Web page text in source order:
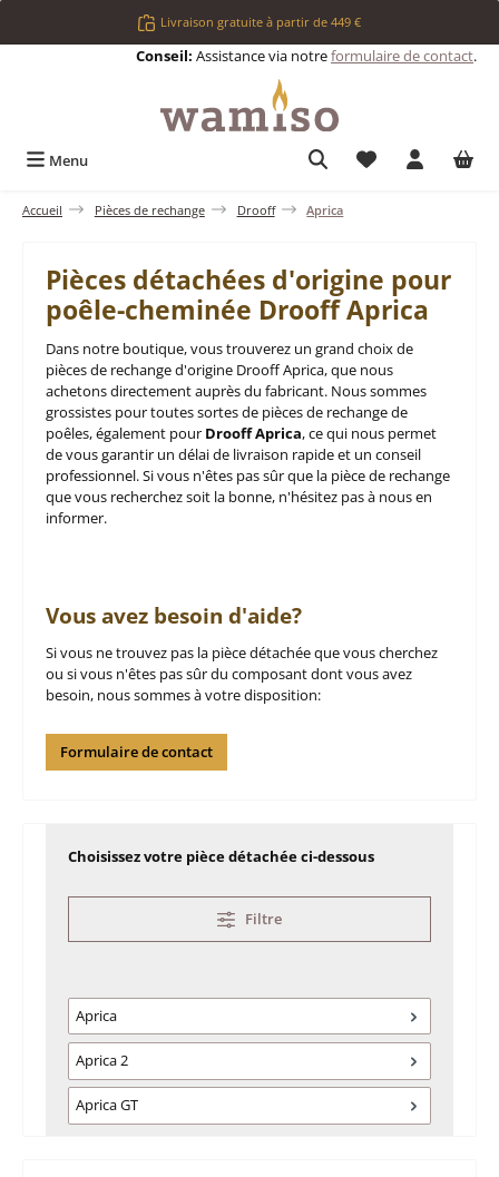
Passer au contenu principalLivraison gratuite à partir de 449 €
Conseil: Assistance via notreformulaire de contact.
Menu Vous avez 0
Accueil Pièces de rechange Drooff Aprica
Pièces détachées d'origine pour
poêle-cheminée Drooff Aprica
Dans notre boutique, vous trouverez un grand choix de
pièces de rechange d'origine Drooff Aprica, que nous
achetons directement auprès du fabricant. Nous sommes
grossistes pour toutes sortes de pièces de rechange de
poêles, également pour Drooff Aprica, ce qui nous permet
de vous garantir un délai de livraison rapide et un conseil
professionnel. Si vous n'êtes pas sûr que la pièce de rechange
que vous recherchez soit la bonne, n'hésitez pas à nous en
informer.
Vous avez besoin d'aide?
Si vous ne trouvez pas la pièce détachée que vous cherchez
ou si vous n'êtes pas sûr du composant dont vous avez
besoin, nous sommes à votre disposition:
Formulaire de contact
Choisissez votre pièce détachée ci-dessous
Filtre
Aprica
Aprica 2
Aprica GT